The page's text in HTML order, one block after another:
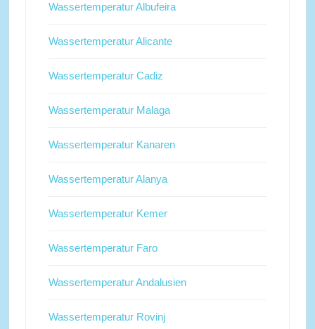
Wassertemperatur Albufeira
Wassertemperatur Alicante
Wassertemperatur Cadiz
Wassertemperatur Malaga
Wassertemperatur Kanaren
Wassertemperatur Alanya
Wassertemperatur Kemer
Wassertemperatur Faro
Wassertemperatur Andalusien
Wassertemperatur Rovinj